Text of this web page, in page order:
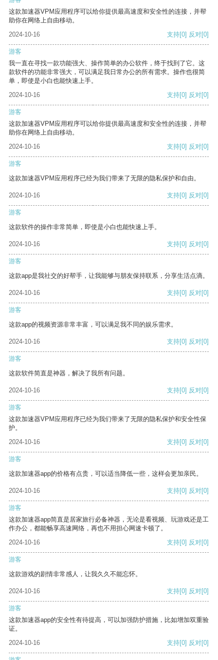
这款加速器VPM应用程序可以给你提供最高速度和安全性的连接，并帮
助你在网络上自由移动。
2024-10-16
支持[0] 反对[0]
游客
我一直在寻找一款功能强大、操作简单的办公软件，终于找到了它。这
款软件的功能非常强大，可以满足我日常办公的所有需求。操作也很简
单，即使是小白也能快速上手。
2024-10-16
支持[0] 反对[0]
游客
这款加速器VPM应用程序可以给你提供最高速度和安全性的连接，并帮
助你在网络上自由移动。
2024-10-16
支持[0] 反对[0]
游客
这款加速器VPM应用程序已经为我们带来了无限的隐私保护和自由。
2024-10-16 支持[0] 反对[0]
游客
这款软件的操作非常简单，即使是小白也能快速上手。
2024-10-16 支持[0] 反对[0]
游客
这款app是我社交的好帮手，让我能够与朋友保持联系，分享生活点滴。
2024-10-16 支持[0] 反对[0]
游客
这款app的视频资源非常丰富，可以满足我不同的娱乐需求。
2024-10-16 支持[0] 反对[0]
游客
这款软件简直是神器，解决了我所有问题。
2024-10-16 支持[0] 反对[0]
游客
这款加速器VPM应用程序已经为我们带来了无限的隐私保护和安全性保
护。
2024-10-16
支持[0] 反对[0]
游客
这款加速器app的价格有点贵，可以适当降低一些，这样会更加亲民。
2024-10-16 支持[0] 反对[0]
游客
这款加速器app简直是居家旅行必备神器，无论是看视频、玩游戏还是工
作办公，都能畅享高速网络，再也不用担心网速卡顿了。
2024-10-16
支持[0] 反对[0]
游客
这款游戏的剧情非常感人，让我久久不能忘怀。
2024-10-16 支持[0] 反对[0]
游客
这款加速器app的安全性有待提高，可以加强防护措施，比如增加双重验
证。
2024-10-16
支持[0] 反对[0]